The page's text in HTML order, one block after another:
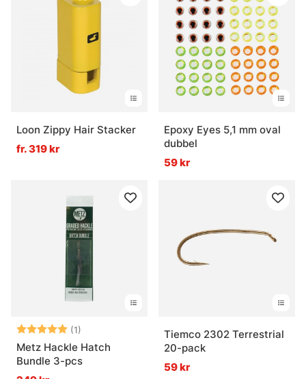
Loon Zippy Hair Stacker
fr. 319 kr
Epoxy Eyes 5,1 mm oval
dubbel
59 kr
Betyg: (1)
5.0 utav 5 stjärnor
Metz Hackle Hatch
Bundle 3-pcs
Tiemco 2302 Terrestrial
20-pack
59 kr